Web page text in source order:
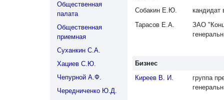
Общественная
палата
Общественная
приемная
Суханкин С.А.
Хациев С.Ю.
Чепурной А.Ф.
Чередниченко Ю.Д.
Собакин Е.Ю.
кандидат
Тарасов Е.А.
ЗАО
Бизнес
Киреев В. И.
группа